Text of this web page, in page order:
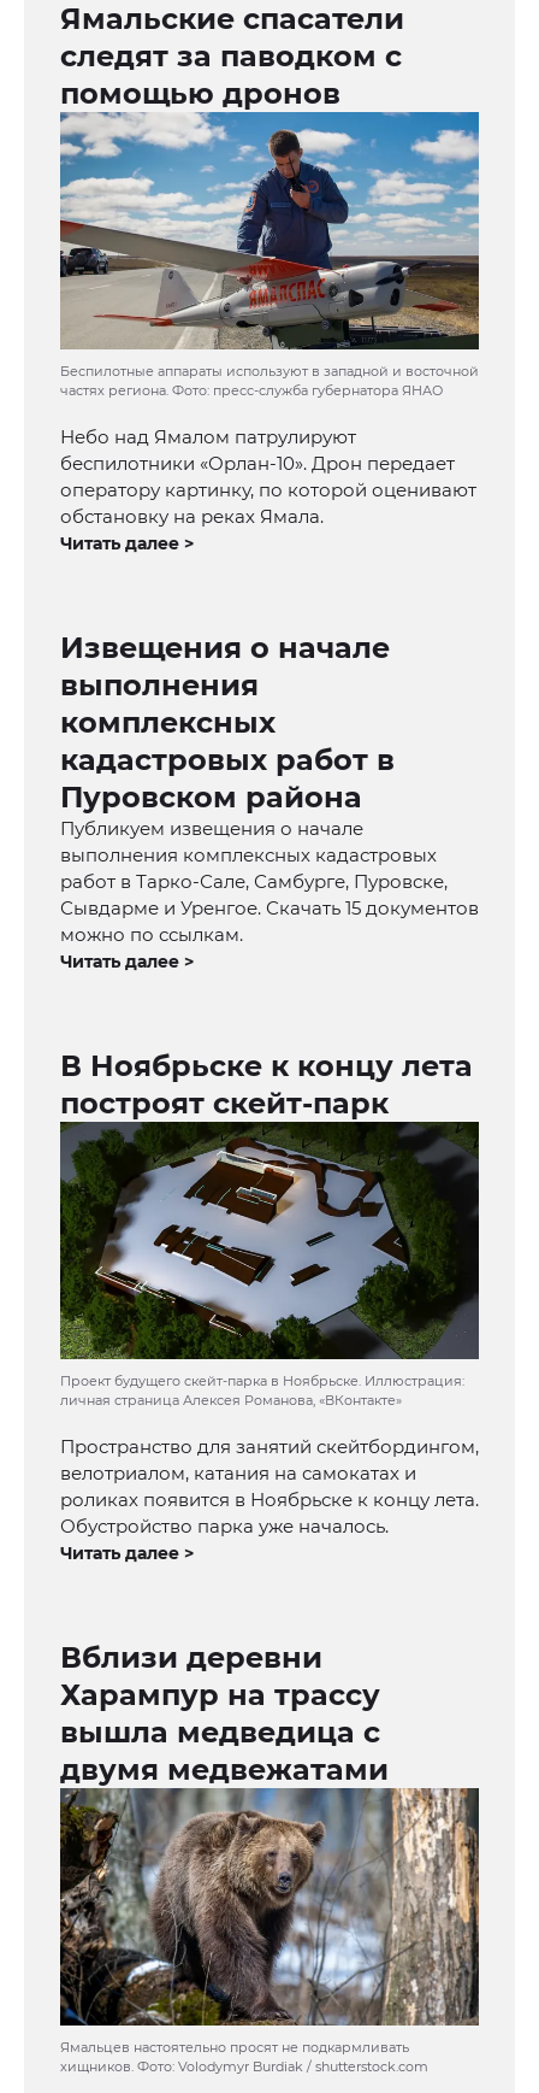
Ямальские спасатели
следят за паводком с
помощью дронов
Беспилотные аппараты используют в западной и восточной
частях региона. Фото: пресс-служба губернатора ЯНАО
Небо над Ямалом патрулируют
беспилотники «Орлан-10». Дрон передает
оператору картинку, по которой оценивают
обстановку на реках Ямала.
Читать далее >
Извещения о начале
выполнения
комплексных
кадастровых работ в
Пуровском района
Публикуем извещения о начале
выполнения комплексных кадастровых
работ в Тарко-Сале, Самбурге, Пуровске,
Сывдарме и Уренгое. Скачать 15 документов
можно по ссылкам.
Читать далее >
В Ноябрьске к концу лета
построят скейт-парк
Проект будущего скейт-парка в Ноябрьске. Иллюстрация:
личная страница Алексея Романова, «ВКонтакте»
Пространство для занятий скейтбордингом,
велотриалом, катания на самокатах и
роликах появится в Ноябрьске к концу лета.
Обустройство парка уже началось.
Читать далее >
Вблизи деревни
Харампур на трассу
вышла медведица с
двумя медвежатами
Ямальцев настоятельно просят не подкармливать
хищников. Фото: Volodymyr Burdiak / shutterstock.com